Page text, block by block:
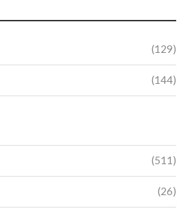
(129)
(144)
(511)
(26)